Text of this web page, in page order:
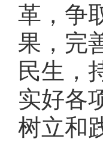
革，争
果，完
民生，
实好各
树立和